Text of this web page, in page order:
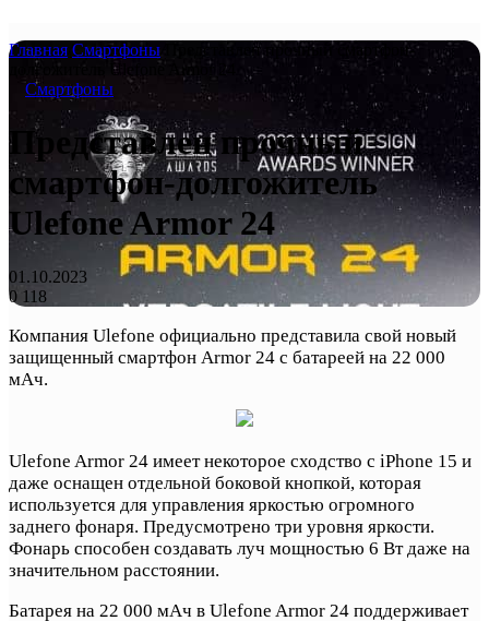
Главная Смартфоны
Представлен прочный смартфон-
долгожитель Ulefone Armor 24
Смартфоны
Представлен прочный
смартфон-долгожитель
Ulefone Armor 24
01.10.2023
0 118
Компания Ulefone официально представила свой новый
защищенный смартфон Armor 24 с батареей на 22 000
мАч.
Ulefone Armor 24 имеет некоторое сходство с iPhone 15 и
даже оснащен отдельной боковой кнопкой, которая
используется для управления яркостью огромного
заднего фонаря. Предусмотрено три уровня яркости.
Фонарь способен создавать луч мощностью 6 Вт даже на
значительном расстоянии.
Батарея на 22 000 мАч в Ulefone Armor 24 поддерживает